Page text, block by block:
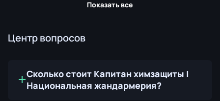
Показать все
Центр вопросов
Сколько стоит Капитан химзащиты |
Национальная жандармерия?